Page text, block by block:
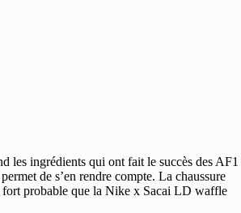
les ingrédients qui ont fait le succès des AF1
de s’en rendre compte. La chaussure
fort probable que la Nike x Sacai LD waffle